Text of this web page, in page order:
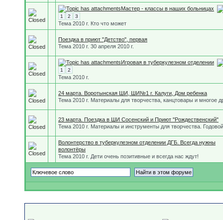
Мастер - классы в наших больницах
1 2 3
Тема 2010 г. Кто что может
Поездка в приют "Детство", первая
Тема 2010 г. 30 апреля 2010 г.
Игровая в туберкулезном отделении
1 2
Тема 2010 г.
24 марта. Воротынская ШИ, ШИ№1 г. Калуги, Дом ребенка
Тема 2010 г. Материалы для творчества, канцтовары и многое
23 марта. Поездка в ШИ Сосенский и Приют "Рождественский"
Тема 2010 г. Материалы и инструменты для творчества.
Волонтерство в туберкулезном отделении ДГБ. Всегда нужны
волонтёры
Тема 2010 г. Дети очень позитивные и всегда нас ждут!